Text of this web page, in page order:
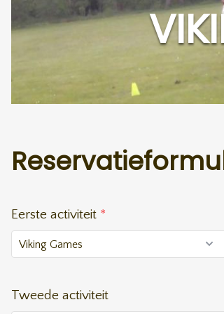
Eerste activiteit *
Tweede activiteit